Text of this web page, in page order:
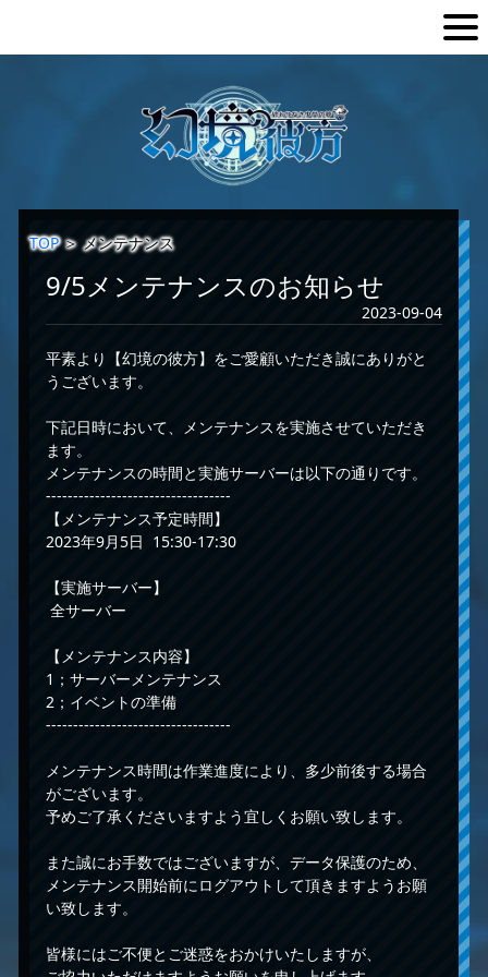
TOP＞メンテナンス
9/5メンテナンスのお知らせ
2023-09-04
平素より【幻境の彼方】をご愛顧いただき誠にありがと
うございます。
下記日時において、メンテナンスを実施させていただき
ます。
メンテナンスの時間と実施サーバーは以下の通りです。
----------------------------------
【メンテナンス予定時間】
2023年9月5日 15:30-17:30
【実施サーバー】
全サーバー
【メンテナンス内容】
1；サーバーメンテナンス
2；イベントの準備
----------------------------------
メンテナンス時間は作業進度により、多少前後する場合
がございます。
予めご了承くださいますよう宜しくお願い致します。
また誠にお手数ではございますが、データ保護のため、
メンテナンス開始前にログアウトして頂きますようお願
い致します。
皆様にはご不便とご迷惑をおかけいたしますが、